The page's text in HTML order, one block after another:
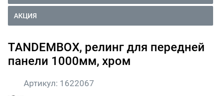
АКЦИЯ
TANDEMBOX, релинг для передней
панели 1000мм, хром
Артикул: 1622067